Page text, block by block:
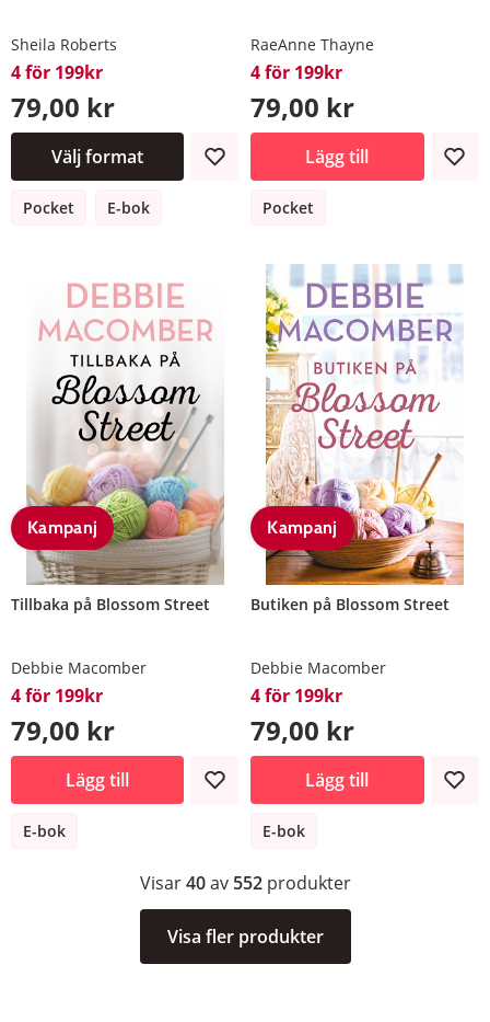
Sheila Roberts
4 för 199kr
79,00 kr
Välj format
Pocket E-bok
RaeAnne Thayne
4 för 199kr
79,00 kr
Lägg till
Pocket
Kampanj
Tillbaka på Blossom Street
Debbie Macomber
4 för 199kr
79,00 kr
Lägg till
E-bok
Kampanj
Butiken på Blossom Street
Debbie Macomber
4 för 199kr
79,00 kr
Lägg till
E-bok
Visar40av 552produkter
Visa fler produkter